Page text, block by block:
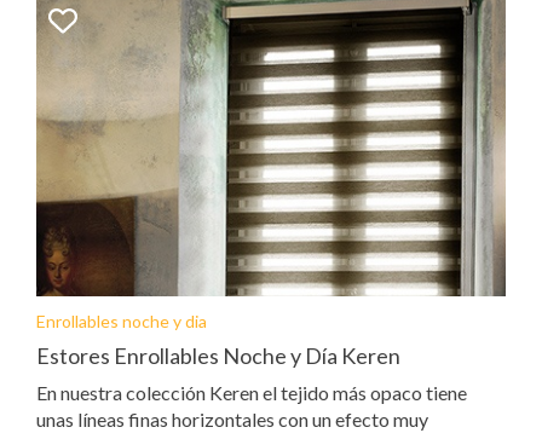
Enrollables noche y dia
Estores Enrollables Noche y Día Keren
En nuestra colección Keren el tejido más opaco tiene
unas líneas finas horizontales con un efecto muy